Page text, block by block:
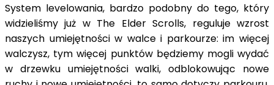
System levelowania, bardzo podobny do tego, który
widzieliśmy już w The Elder Scrolls, reguluje wzrost
naszych umiejętności w walce i parkourze: im więcej
walczysz, tym więcej punktów będziemy mogli wydać
w drzewku umiejętności walki, odblokowując nowe